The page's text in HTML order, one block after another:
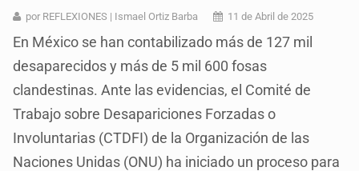
por REFLEXIONES | Ismael Ortiz Barba 11 de Abril de 2025
En México se han contabilizado más de 127 mil
desaparecidos y más de 5 mil 600 fosas
clandestinas. Ante las evidencias, el Comité de
Trabajo sobre Desapariciones Forzadas o
Involuntarias (CTDFI) de la Organización de las
Naciones Unidas (ONU) ha iniciado un proceso para